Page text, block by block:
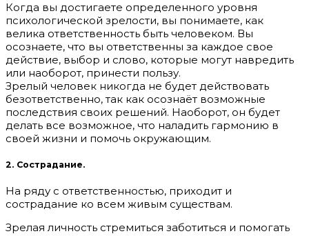
Когда вы достигаете определенного уровня
психологической зрелости, вы понимаете, как
велика ответственность быть человеком. Вы
осознаете, что вы ответственны за каждое свое
действие, выбор и слово, которые могут навредить
или наоборот, принести пользу.
Зрелый человек никогда не будет действовать
безответственно, так как осознаёт возможные
последствия своих решений. Наоборот, он будет
делать все возможное, что наладить гармонию в
своей жизни и помочь окружающим.
2. Сострадание.
На ряду с ответственностью, приходит и
сострадание ко всем живым существам.
Зрелая личность стремиться заботиться и помогать